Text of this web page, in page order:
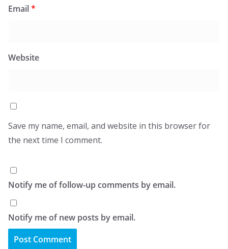
Email*
Website
Save my name, email, and website in this browser for
the next time I comment.
Notify me of follow-up comments by email.
Notify me of new posts by email.